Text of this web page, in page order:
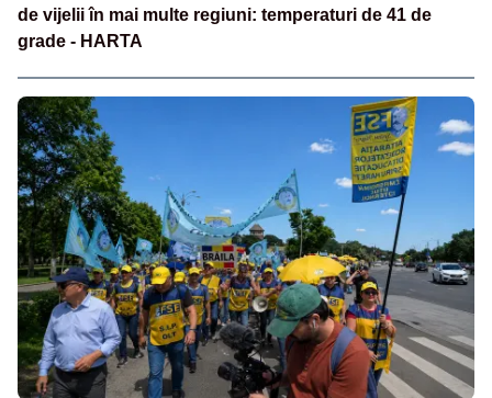
de vijelii în mai multe regiuni: temperaturi de 41 de
grade - HARTA